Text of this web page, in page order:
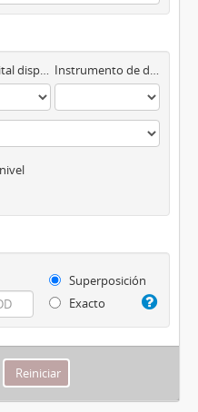
Objeto digital disponibles Instrumento de descripción
Superposición
Exacto